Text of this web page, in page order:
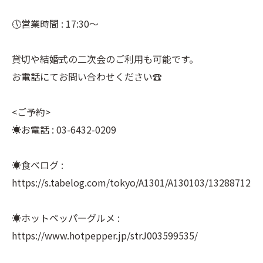
🕔営業時間 : 17:30〜
貸切や結婚式の二次会のご利用も可能です。
お電話にてお問い合わせください☎️
<ご予約>
☀️お電話 : 03-6432-0209
☀️食べログ :
https://s.tabelog.com/tokyo/A1301/A130103/13288712
☀️ホットペッパーグルメ :
https://www.hotpepper.jp/strJ003599535/